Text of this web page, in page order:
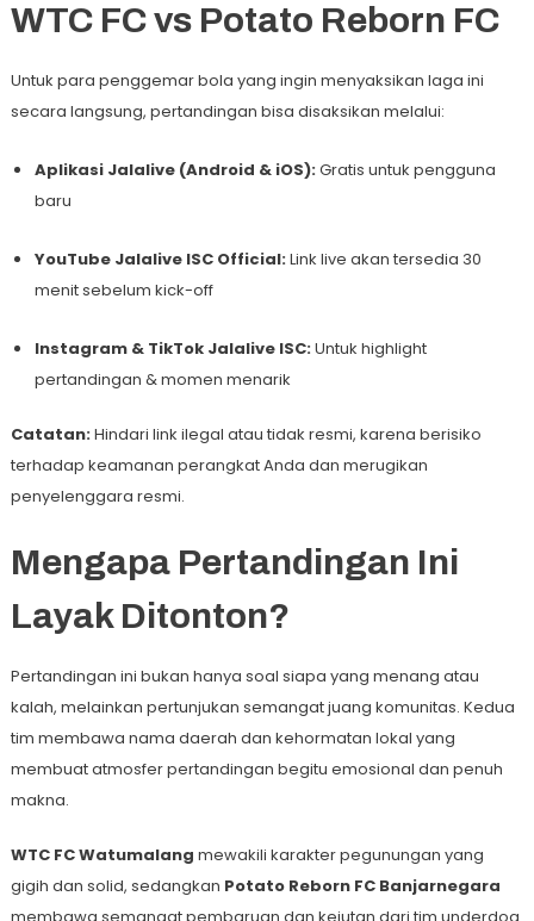
WTC FC vs Potato Reborn FC
Untuk para penggemar bola yang ingin menyaksikan laga ini
secara langsung, pertandingan bisa disaksikan melalui:
Aplikasi Jalalive (Android & iOS):Gratis untuk pengguna
baru
YouTube Jalalive ISC Official:Link live akan tersedia 30
menit sebelum kick-off
Instagram & TikTok Jalalive ISC:Untuk highlight
pertandingan & momen menarik
Catatan:Hindari link ilegal atau tidak resmi, karena berisiko
terhadap keamanan perangkat Anda dan merugikan
penyelenggara resmi.
Mengapa Pertandingan Ini
Layak Ditonton?
Pertandingan ini bukan hanya soal siapa yang menang atau
kalah, melainkan pertunjukan semangat juang komunitas. Kedua
tim membawa nama daerah dan kehormatan lokal yang
membuat atmosfer pertandingan begitu emosional dan penuh
makna.
WTC FC Watumalang mewakili karakter pegunungan yang
gigih dan solid, sedangkan Potato Reborn FC Banjarnegara